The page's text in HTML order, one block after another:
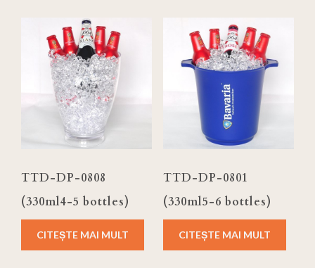
TTD-DP-0808
(330ml4-5 bottles)
CITEȘTE MAI MULT
TTD-DP-0801
(330ml5-6 bottles)
CITEȘTE MAI MULT